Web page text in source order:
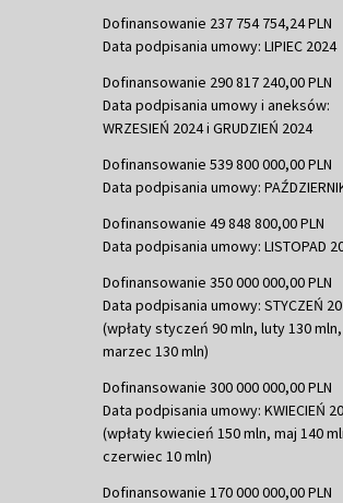
Dofinansowanie 237 754 754,24 PLN
Data podpisania umowy: LIPIEC 2024
Dofinansowanie 290 817 240,00 PLN
Data podpisania umowy i aneksów:
WRZESIEŃ 2024 i GRUDZIEŃ 2024
Dofinansowanie 539 800 000,00 PLN
Data podpisania umowy:
Dofinansowanie 49 848 800,00 PLN
Data podpisania umowy: LISTOPAD
Dofinansowanie 350 000 000,00 PLN
Data podpisania umowy: STYCZEŃ
(wpłaty styczeń 90 mln, luty 130 mln,
marzec 130 mln)
Dofinansowanie 300 000 000,00 PLN
Data podpisania umowy: KWIECIEŃ
(wpłaty kwiecień 150 mln, maj 140
czerwiec 10 mln)
Dofinansowanie 170 000 000,00 PLN